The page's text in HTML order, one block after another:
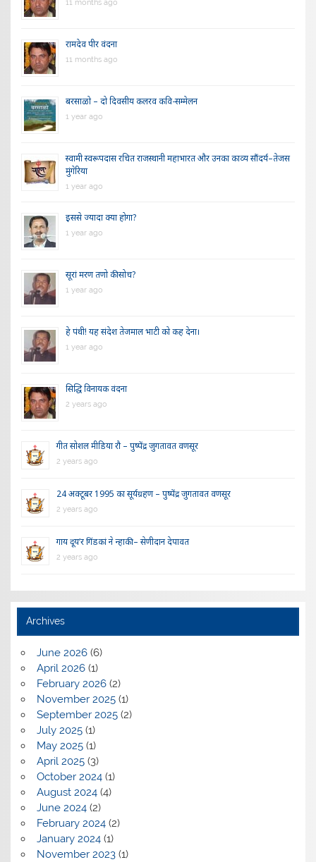
11 months ago
रामदेव पीर वंदना
11 months ago
बरसाळो – दो दिवसीय कलरव कवि-सम्मेलन
1 year ago
स्वामी स्वरूपदास रचित राजस्थानी महाभारत और उनका काव्य सौंदर्य–तेजस
मुंगेरिया
1 year ago
इससे ज्यादा क्या होगा?
1 year ago
सूरां मरण तणो की सोच?
1 year ago
हे पंथी! यह संदेश तेजमाल भाटी को कह देना।
1 year ago
सिद्धि विनायक वंदना
2 years ago
गीत सोशल मीडिया रौ – पुष्पेंद्र जुगतावत वणसूर
2 years ago
24 अक्टूबर 1995 का सूर्यग्रहण – पुष्पेंद्र जुगतावत वणसूर
2 years ago
गाय दूय’र गिंडकां ने न्हाकी – सेणीदान देपावत
2 years ago
Archives
June 2026(6)
April 2026(1)
February 2026(2)
November 2025(1)
September 2025(2)
July 2025(1)
May 2025(1)
April 2025(3)
October 2024(1)
August 2024(4)
June 2024(2)
February 2024(2)
January 2024(1)
November 2023(1)